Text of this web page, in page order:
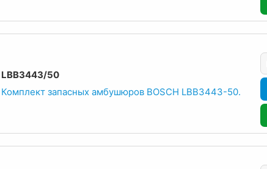
LBB3443/50
Комплект запасных амбушюров BOSCH LBB3443-50.